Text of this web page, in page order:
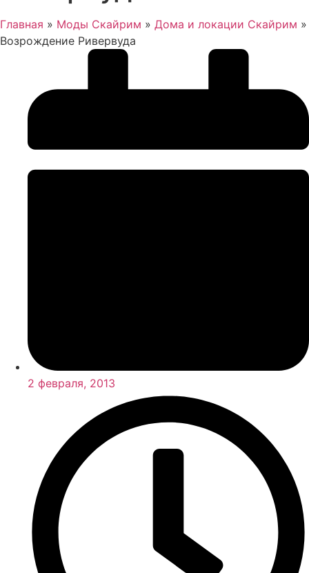
Главная » Моды Скайрим » Дома и локации Скайрим »
Возрождение Ривервуда
2 февраля, 2013